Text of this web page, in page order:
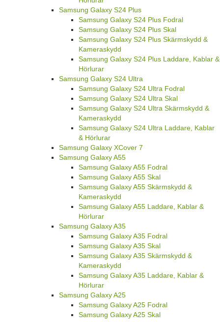
Samsung Galaxy S24 Plus
Samsung Galaxy S24 Plus Fodral
Samsung Galaxy S24 Plus Skal
Samsung Galaxy S24 Plus Skärmskydd &
Kameraskydd
Samsung Galaxy S24 Plus Laddare, Kablar &
Hörlurar
Samsung Galaxy S24 Ultra
Samsung Galaxy S24 Ultra Fodral
Samsung Galaxy S24 Ultra Skal
Samsung Galaxy S24 Ultra Skärmskydd &
Kameraskydd
Samsung Galaxy S24 Ultra Laddare, Kablar
& Hörlurar
Samsung Galaxy XCover 7
Samsung Galaxy A55
Samsung Galaxy A55 Fodral
Samsung Galaxy A55 Skal
Samsung Galaxy A55 Skärmskydd &
Kameraskydd
Samsung Galaxy A55 Laddare, Kablar &
Hörlurar
Samsung Galaxy A35
Samsung Galaxy A35 Fodral
Samsung Galaxy A35 Skal
Samsung Galaxy A35 Skärmskydd &
Kameraskydd
Samsung Galaxy A35 Laddare, Kablar &
Hörlurar
Samsung Galaxy A25
Samsung Galaxy A25 Fodral
Samsung Galaxy A25 Skal